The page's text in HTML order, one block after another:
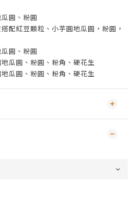
圓、粉圓
配紅豆顆粒、小芋圓地瓜圓，粉圓，
圓、粉圓
瓜圓、粉圓、粉角、硬花生
瓜圓、粉圓、粉角、硬花生